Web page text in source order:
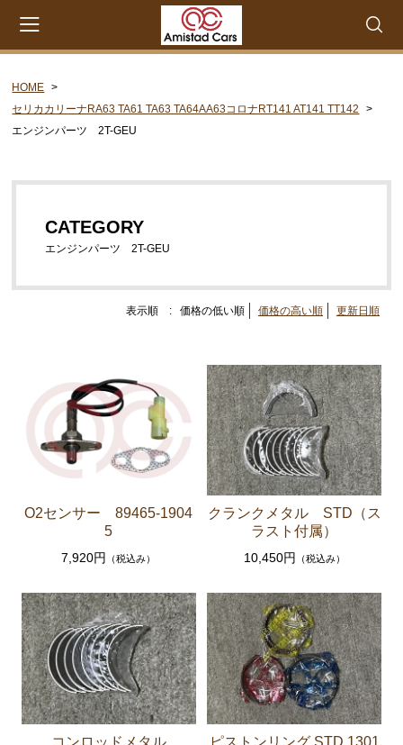
CATEGORY
セリカXX MA45 MA46 MA55 MA56
エンジンパーツ M-EU
エンジンパーツ 4M-EU
ステアリングパーツ（ピットマンアーム アイドラー
ウエザーストリップ ワイヤー類
セリカXX GA61 MA61 MA63
エンジンパーツ 5M-GEU MA61
エンジンパーツ M-TEU MA63
エンジンパーツ 1G-GEU GA61
ブレーキパーツ（マスターシリンダー リペアキッ
ト ホース など）
クラッチパーツ（マスターシリンダー クラッチレリ
ーズシリンダー オーバーホールキット など）
ステアリングパーツ（各種リペアキット ラックブー
ツ ラックエンド タイロッドエンド など）
HOME
セリカカリーナRA63 TA61 TA63 TA64AA63コロナRT141 AT141 TT142
エンジンパーツ 2T-GEU
CATEGORY
エンジンパーツ 2T-GEU
表示順 : 価格の低い順 価格の高い順 更新日順
O2センサー 89465-1904
5
7,920円 （税込み）
クランクメタル STD（ス
ラスト付属）
10,450円 （税込み）
コンロッドメタル
ピストンリング STD 1301